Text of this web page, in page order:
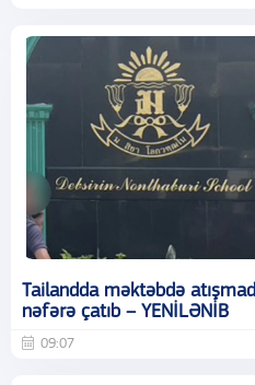
Tailandda məktəbdə
nəfərə çatıb – YENİLƏNİB
09:07